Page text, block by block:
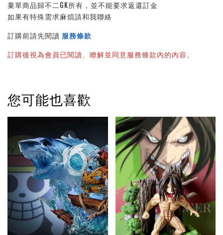
棄單商品歸不二GK所有，並不能要求返還訂金
如果有特殊需求麻煩請和我聯絡
訂購前請先閱讀 服務條款
訂購後視為會員已閱讀、瞭解並同意服務條款內的內容。
您可能也喜歡